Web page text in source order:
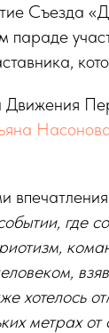
Съезда
параде
где
хотелось
метрах